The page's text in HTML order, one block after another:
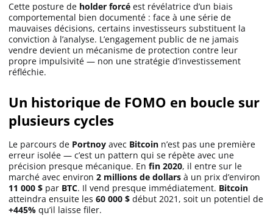
Cette posture de holder forcé est révélatrice d’un biais
comportemental bien documenté : face à une série de
mauvaises décisions, certains investisseurs substituent la
conviction à l’analyse. L’engagement public de ne jamais
vendre devient un mécanisme de protection contre leur
propre impulsivité — non une stratégie d’investissement
réfléchie.
Un historique de FOMO en boucle sur
plusieurs cycles
Le parcours de Portnoy avec Bitcoin n’est pas une première
erreur isolée — c’est un pattern qui se répète avec une
précision presque mécanique. En fin 2020, il entre sur le
marché avec environ 2 millions de dollars à un prix d’environ
11 000 $ par BTC. Il vend presque immédiatement. Bitcoin
atteindra ensuite les 60 000 $ début 2021, soit un potentiel de
+445% qu’il laisse filer.